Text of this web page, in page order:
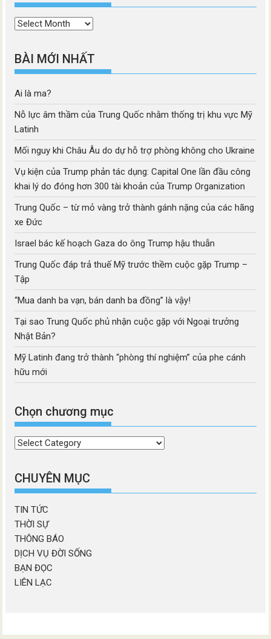
Thời
BÀI MỚI NHẤT
Ai là ma?
Nỗ lực âm thầm của Trung Quốc nhằm thống trị khu vực Mỹ
Latinh
Mối nguy khi Châu Âu do dự hỗ trợ phòng không cho Ukraine
Vụ kiện của Trump phản tác dụng: Capital One lần đầu công
khai lý do đóng hơn 300 tài khoản của Trump Organization
Trung Quốc – từ mỏ vàng trở thành gánh nặng của các hãng
xe Đức
Israel bác kế hoạch Gaza do ông Trump hậu thuẫn
Trung Quốc đáp trả thuế Mỹ trước thềm cuộc gặp Trump –
Tập
“Mua danh ba vạn, bán danh ba đồng” là vậy!
Tại sao Trung Quốc phủ nhận cuộc gặp với Ngoại trưởng
Nhật Bản?
Mỹ Latinh đang trở thành “phòng thí nghiệm” của phe cánh
hữu mới
Chọn chương mục
Chọn
mục
CHUYÊN MỤC
TIN TỨC
THỜI SỰ
THÔNG BÁO
DỊCH VỤ ĐỜI SỐNG
BẠN ĐỌC
LIÊN LẠC